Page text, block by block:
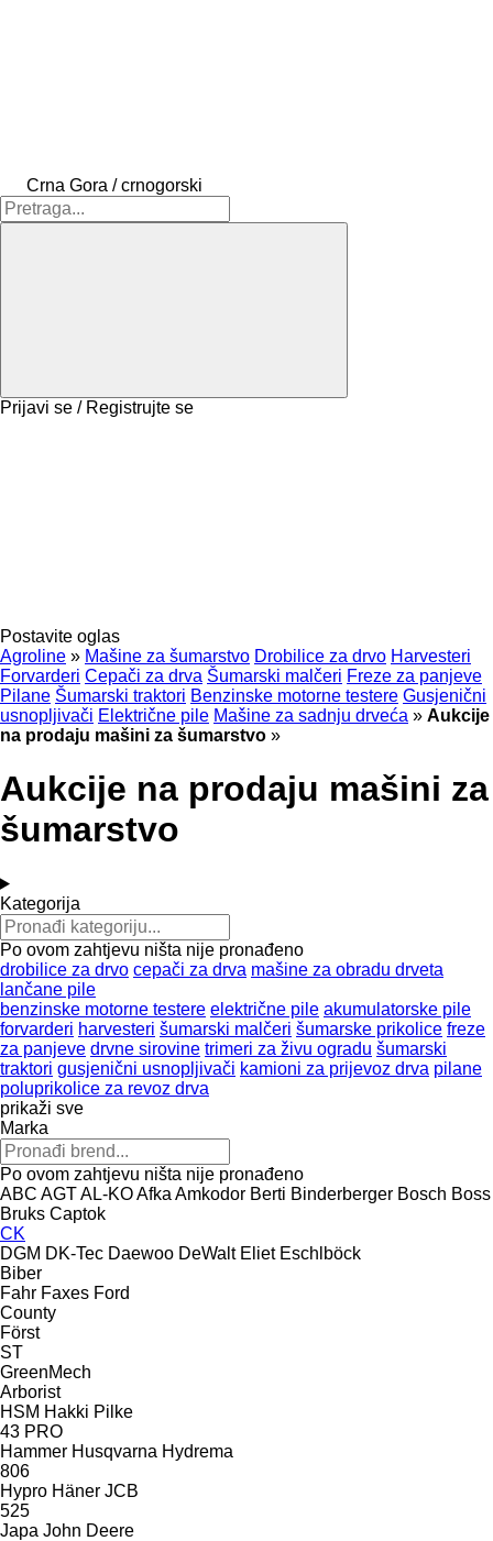
Crna Gora / crnogorski
Prijavi se / Registrujte se
Postavite oglas
Agroline » Mašine za šumarstvo Drobilice za drvo Harvesteri
Forvarderi Cepači za drva Šumarski malčeri Freze za panjeve
Pilane Šumarski traktori Benzinske motorne testere Gusjenični
usnopljivači Električne pile Mašine za sadnju drveća » Aukcije
na prodaju mašini za šumarstvo »
Aukcije na prodaju mašini za
šumarstvo
Kategorija
Po ovom zahtjevu ništa nije pronađeno
drobilice za drvo cepači za drva mašine za obradu drveta
lančane pile
benzinske motorne testere električne pile akumulatorske pile
forvarderi harvesteri šumarski malčeri šumarske prikolice freze
za panjeve drvne sirovine trimeri za živu ogradu šumarski
traktori gusjenični usnopljivači kamioni za prijevoz drva pilane
poluprikolice za revoz drva
prikaži sve
Marka
Po ovom zahtjevu ništa nije pronađeno
ABC AGTAL-KOAfka Amkodor Berti Binderberger Bosch Boss
Bruks Captok
CK
DGM DK-Tec Daewoo DeWalt Eliet Eschlböck
Biber
Fahr Faxes Ford
County
Först
ST
GreenMech
Arborist
HSM Hakki Pilke
43 PRO
Hammer Husqvarna Hydrema
806
Hypro Häner JCB
525
Japa John Deere